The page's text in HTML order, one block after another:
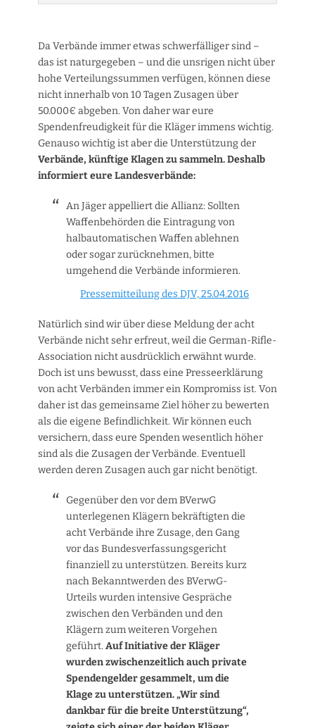
Da Verbände immer etwas schwerfälliger sind –
das ist naturgegeben – und die unsrigen nicht über
hohe Verteilungssummen verfügen, können diese
nicht innerhalb von 10 Tagen Zusagen über
50.000€ abgeben. Von daher war eure
Spendenfreudigkeit für die Kläger immens wichtig.
Genauso wichtig ist aber die Unterstützung der
Verbände, künftige Klagen zu sammeln. Deshalb
informiert eure Landesverbände:
An Jäger appelliert die Allianz: Sollten
Waffenbehörden die Eintragung von
halbautomatischen Waffen ablehnen
oder sogar zurücknehmen, bitte
umgehend die Verbände informieren.
Pressemitteilung des DJV, 25.04.2016
Natürlich sind wir über diese Meldung der acht
Verbände nicht sehr erfreut, weil die German-Rifle-
Association nicht ausdrücklich erwähnt wurde.
Doch ist uns bewusst, dass eine Presseerklärung
von acht Verbänden immer ein Kompromiss ist. Von
daher ist das gemeinsame Ziel höher zu bewerten
als die eigene Befindlichkeit. Wir können euch
versichern, dass eure Spenden wesentlich höher
sind als die Zusagen der Verbände. Eventuell
werden deren Zusagen auch gar nicht benötigt.
Gegenüber den vor dem BVerwG
unterlegenen Klägern bekräftigten die
acht Verbände ihre Zusage, den Gang
vor das Bundesverfassungsgericht
finanziell zu unterstützen. Bereits kurz
nach Bekanntwerden des BVerwG-
Urteils wurden intensive Gespräche
zwischen den Verbänden und den
Klägern zum weiteren Vorgehen
geführt. Auf Initiative der Kläger
wurden zwischenzeitlich auch private
Spendengelder gesammelt, um die
Klage zu unterstützen. „Wir sind
dankbar für die breite Unterstützung“,